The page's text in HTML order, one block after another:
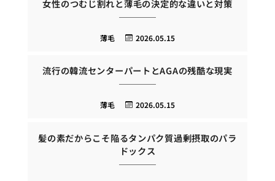
女性のつむじ割れと薄毛の決定的な違いと対策
2026.05.15
薄毛
流行の韓流センターパートとAGAの残酷な現実
2026.05.15
薄毛
髪の素だからこそ陥るタンパク質過剰摂取のパラ
ドックス